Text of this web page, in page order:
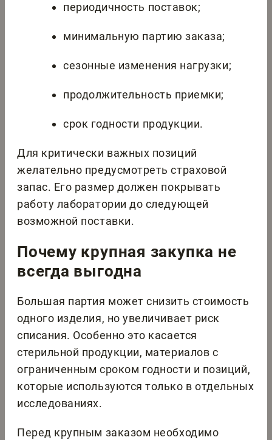
периодичность поставок;
минимальную партию заказа;
сезонные изменения нагрузки;
продолжительность приемки;
срок годности продукции.
Для критически важных позиций
желательно предусмотреть страховой
запас. Его размер должен покрывать
работу лаборатории до следующей
возможной поставки.
Почему крупная закупка не
всегда выгодна
Большая партия может снизить стоимость
одного изделия, но увеличивает риск
списания. Особенно это касается
стерильной продукции, материалов с
ограниченным сроком годности и позиций,
которые используются только в отдельных
исследованиях.
Перед крупным заказом необходимо